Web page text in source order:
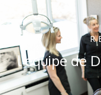
l’équipe de